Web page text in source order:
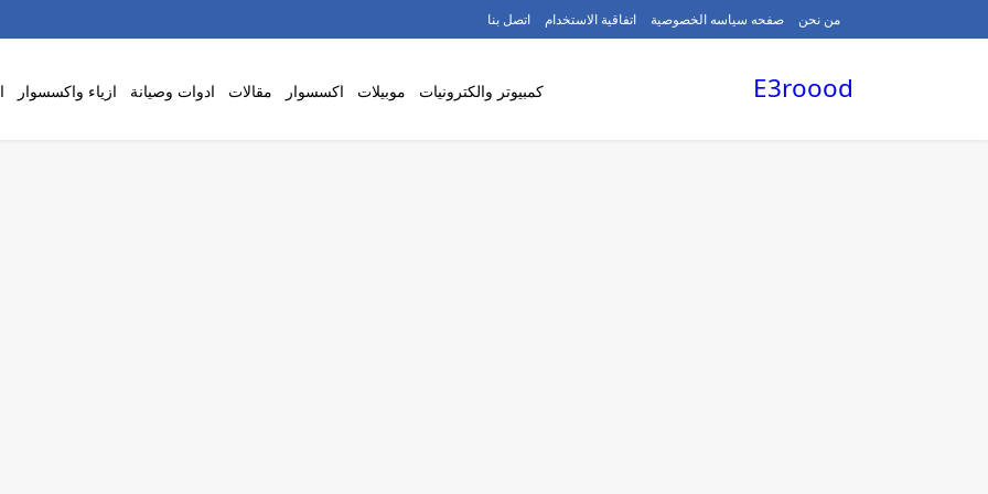
من نحن صفحه سياسه الخصوصية اتفاقية الاستخدام اتصل بنا
E3roood كمبيوتر والكترونيات موبيلات اكسسوار مقالات ادوات وصيانة ازياء واكسسوار